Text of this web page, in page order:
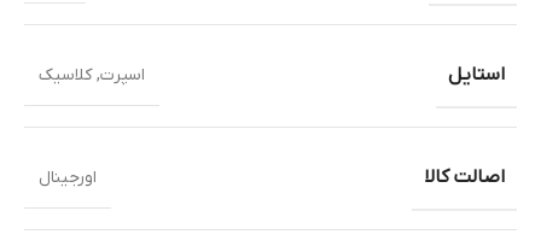
استایل اسپرت,کلاسیک
اصالت کالا اورجینال